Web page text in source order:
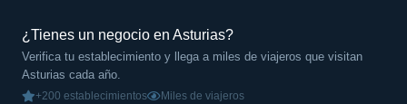
¿Tienes un negocio en Asturias?
Verifica tu establecimiento y llega a miles de viajeros que visitan
Asturias cada año.
+200 establecimientos Miles de viajeros